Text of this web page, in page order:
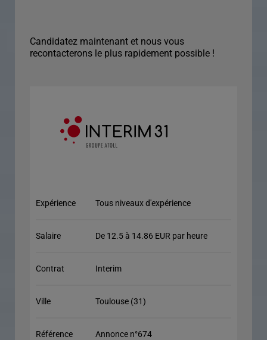
Candidatez maintenant et nous vous
recontacterons le plus rapidement possible !
Expérience Tous niveaux d'expérience
Salaire De 12.5 à 14.86 EUR par heure
Contrat Interim
Ville Toulouse (31)
Référence Annonce n°674